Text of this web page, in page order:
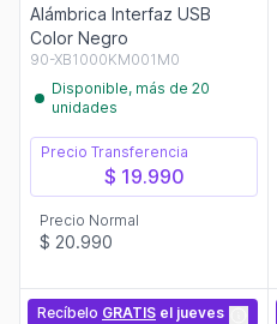
Alámbrica Interfaz USB
Color Negro
90-XB1000KM001M0
Disponible, más de 20
unidades
Precio Transferencia
$ 19.990
Precio Normal
$ 20.990
Recíbelo GRATIS el jueves